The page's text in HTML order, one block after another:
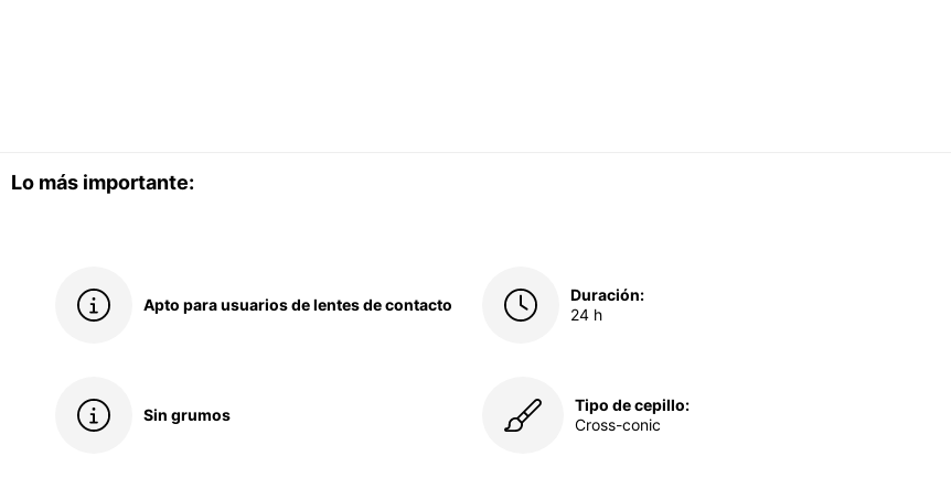
Lo más importante:
Apto para usuarios de lentes de contacto
Duración:
24 h
Sin grumos
Tipo de cepillo:
Cross-conic